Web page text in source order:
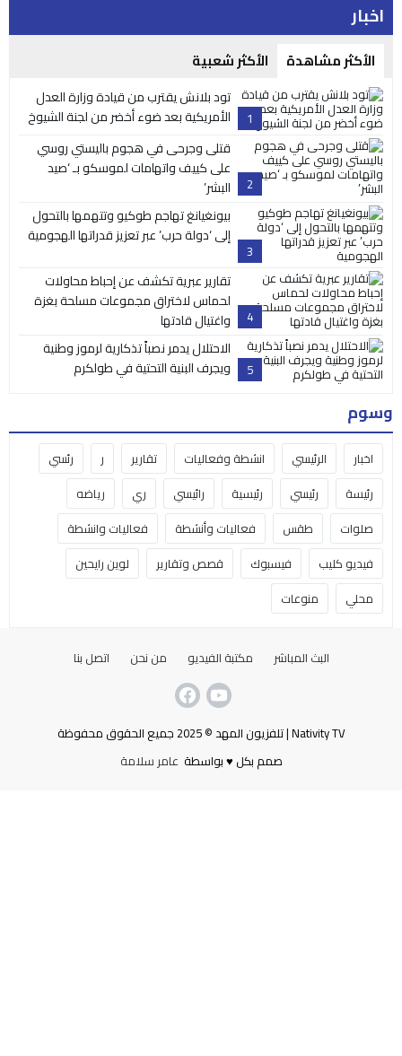
اخبار
الأكثر مشاهدة الأكثر شعبية
1
تود بلانش يقترب من قيادة وزارة العدل
الأمريكية بعد ضوء أخضر من لجنة الشيوخ
2
قتلى وجرحى في هجوم باليستي روسي
على كييف واتهامات لموسكو بـ ‘صيد
البشر’
3
بيونغيانغ تهاجم طوكيو وتتهمها بالتحول
إلى ‘دولة حرب’ عبر تعزيز قدراتها الهجومية
4
تقارير عبرية تكشف عن إحباط محاولات
لحماس لاختراق مجموعات مسلحة بغزة
واغتيال قادتها
5
الاحتلال يدمر نصباً تذكارية لرموز وطنية
ويجرف البنية التحتية في طولكرم
وسوم
اخبار الرئيسي انشطة وفعاليات تقارير ر
رئسي
رئيسة
رئيسي رئيسية رائيسي ري
رياضه
صلوات
طقس فعاليات وأنشطة
فعاليات وانشطة
فيديو كليب
فيسبوك قصص وتقارير
لوين رايحين
محلي
منوعات
البث المباشر مكتبة الفيديو من نحن اتصل بنا
Nativity TV | تلفزيون المهد © 2025 جميع الحقوق محفوظة
صمم بكل ♥ بواسطة عامر سلامة